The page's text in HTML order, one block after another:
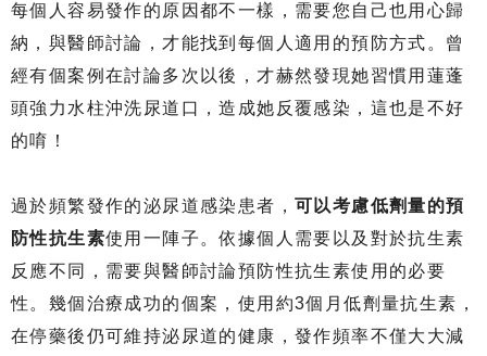
每個人容易發作的原因都不一樣，需要您自己也用心歸
納，與醫師討論，才能找到每個人適用的預防方式。曾
經有個案例在討論多次以後，才赫然發現她習慣用蓮蓬
頭強力水柱沖洗尿道口，造成她反覆感染，這也是不好
的唷！
過於頻繁發作的泌尿道感染患者， 可以考慮低劑量的預
防性抗生素使用一陣子。依據個人需要以及對於抗生素
反應不同，需要與醫師討論預防性抗生素使用的必要
性。幾個治療成功的個案，使用約3個月低劑量抗生素，
在停藥後仍可維持泌尿道的健康，發作頻率不僅大大減